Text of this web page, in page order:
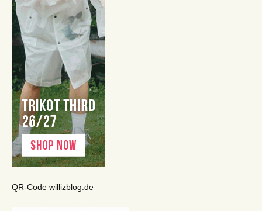
QR-Code willizblog.de